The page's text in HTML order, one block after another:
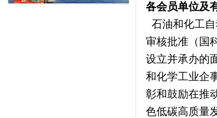
各会员单位及
石油和化工
审核批准（国
设立并承办的
和化学工业企
彰和鼓励在推
色低碳高质量